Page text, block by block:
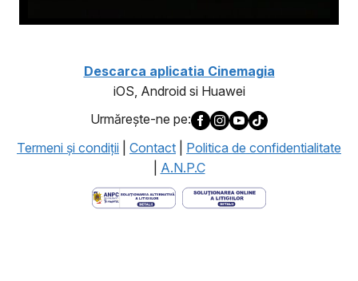
Descarca aplicatia Cinemagia
iOS, Android si Huawei
Urmăreşte-ne pe:
Termeni şi condiţii
Contact
Politica de confidentialitate
A.N.P.C